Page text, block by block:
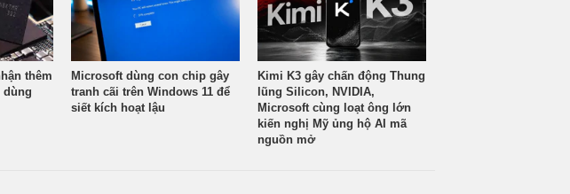
thêm
Microsoft dùng con chip gây
tranh cãi trên Windows 11 để
siết kích hoạt lậu
Kimi K3 gây chấn động Thung
lũng Silicon, NVIDIA,
Microsoft cùng loạt ông lớn
kiến nghị Mỹ ủng hộ AI mã
nguồn mở